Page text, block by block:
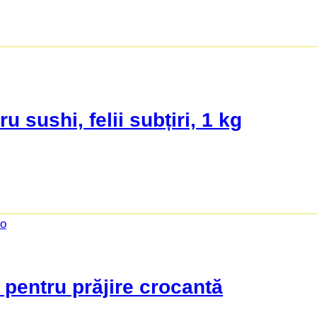
sushi, felii subțiri, 1 kg
prăjire crocantă